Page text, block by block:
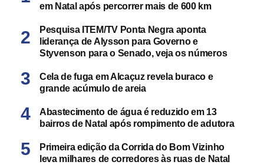
em Natal após percorrer mais de 600 km
Pesquisa ITEM/TV Ponta Negra aponta
liderança de Alysson para Governo e
Styvenson para o Senado, veja os números
Cela de fuga em Alcaçuz revela buraco e
grande acúmulo de areia
Abastecimento de água é reduzido em 13
bairros de Natal após rompimento de adutora
Primeira edição da Corrida do Bom Vizinho
leva milhares de corredores às ruas de Natal